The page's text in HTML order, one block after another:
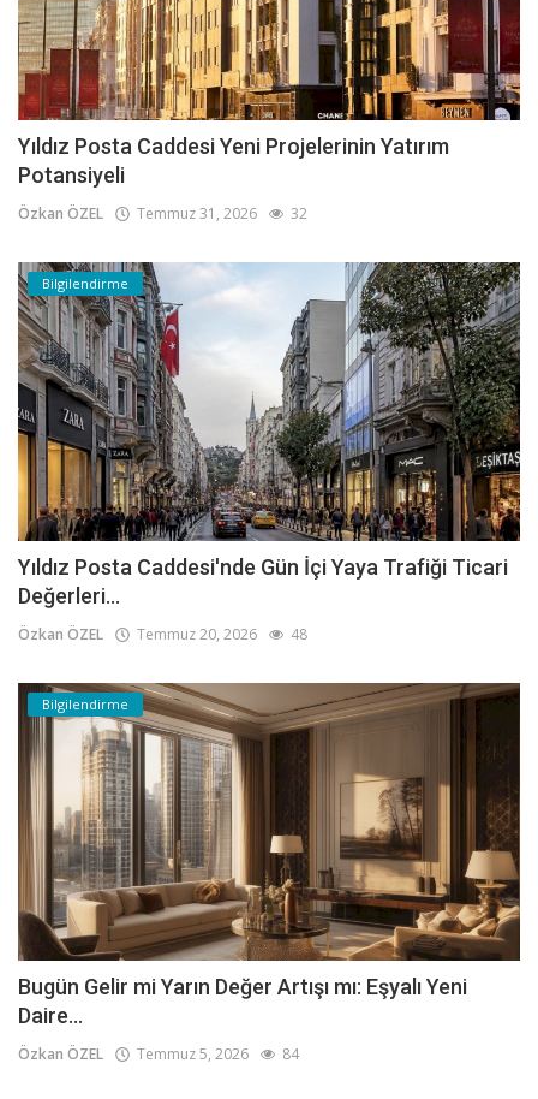
Yıldız Posta Caddesi Yeni Projelerinin Yatırım
Potansiyeli
Özkan ÖZEL Temmuz 31, 2026 32
Bilgilendirme
Yıldız Posta Caddesi'nde Gün İçi Yaya Trafiği Ticari
Değerleri...
Özkan ÖZEL Temmuz 20, 2026 48
Bilgilendirme
Bugün Gelir mi Yarın Değer Artışı mı: Eşyalı Yeni
Daire...
Özkan ÖZEL Temmuz 5, 2026 84